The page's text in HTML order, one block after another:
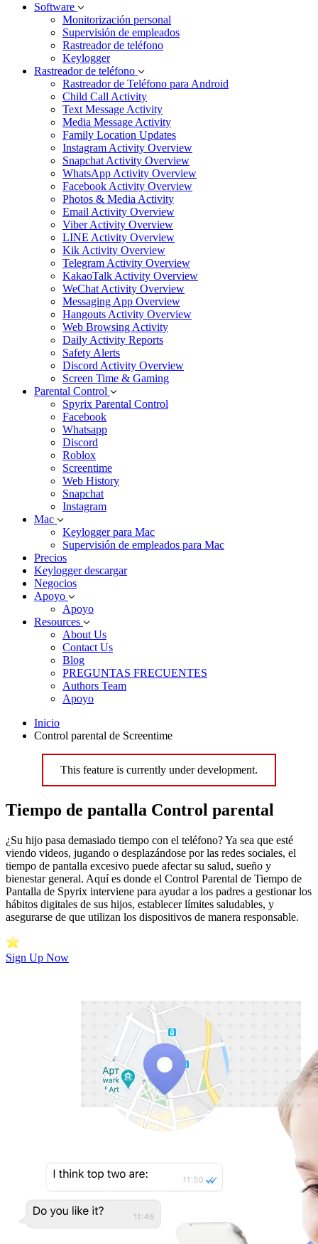
Software
Monitorización personal
Supervisión de empleados
Rastreador de teléfono
Keylogger
Rastreador de teléfono
Rastreador de Teléfono para Android
Child Call Activity
Text Message Activity
Media Message Activity
Family Location Updates
Instagram Activity Overview
Snapchat Activity Overview
WhatsApp Activity Overview
Facebook Activity Overview
Photos & Media Activity
Email Activity Overview
Viber Activity Overview
LINE Activity Overview
Kik Activity Overview
Telegram Activity Overview
KakaoTalk Activity Overview
WeChat Activity Overview
Messaging App Overview
Hangouts Activity Overview
Web Browsing Activity
Daily Activity Reports
Safety Alerts
Discord Activity Overview
Screen Time & Gaming
Parental Control
Spyrix Parental Control
Facebook
Whatsapp
Discord
Roblox
Screentime
Web History
Snapchat
Instagram
Mac
Keylogger para Mac
Supervisión de empleados para Mac
Precios
Keylogger descargar
Negocios
Apoyo
Apoyo
Resources
About Us
Contact Us
Blog
PREGUNTAS FRECUENTES
Authors Team
Apoyo
Inicio
Control parental de Screentime
This feature is currently under development.
Tiempo de pantalla Control parental
¿Su hijo pasa demasiado tiempo con el teléfono? Ya sea que esté
viendo videos, jugando o desplazándose por las redes sociales, el
tiempo de pantalla excesivo puede afectar su salud, sueño y
bienestar general. Aquí es donde el Control Parental de Tiempo de
Pantalla de Spyrix interviene para ayudar a los padres a gestionar los
hábitos digitales de sus hijos, establecer límites saludables, y
asegurarse de que utilizan los dispositivos de manera responsable.
Sign Up Now